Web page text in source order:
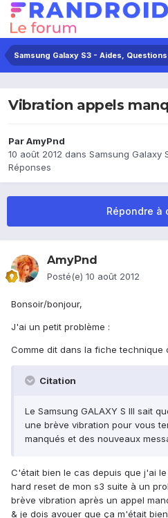
Samsung Galaxy S3 - Aides,
Vibration appels
ParAmyPnd
10 août 2012 dans Samsung Galaxy
Réponses
Répondre à
AmyPnd
Posté(e) 10 août 2012
Bonsoir/bonjour,
J'ai un petit problème :
Comme dit dans la fiche technique
Citation
Le Samsung GALAXY S III sait
une brève vibration pour vous
manqués et des nouveaux
C'était bien le cas depuis que j'ai
hard reset de mon s3 suite à un
brève vibration après un appel
& je dois avouer que ça m'était